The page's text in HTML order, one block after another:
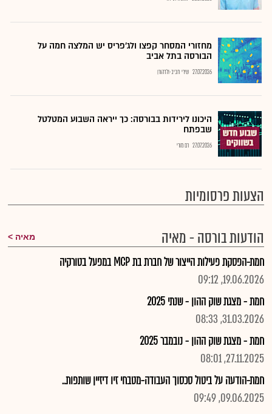
מחזורי המסחר קפצו ולג'פריס יש המלצה חמה על
הבורסה בתל אביב
27.07.2026 שירי חביב-ולדהורן
היכונו לירידות בבורסה: כך ייראה השבוע המטלטל
שבפתח
27.07.2026 רם מורי
הצעות פרסומיות
הודעות בורסה - מאיה
מאיה
חמת-הפסקת פעילות הייצור של חברת בת MCP במפעל בטורקיה
19.06.2026, 09:12
חמת - מצגת שוק ההון - שנתי 2025
31.03.2026, 08:33
חמת - מצגת שוק ההון - נובמבר 2025
27.11.2025, 08:01
חמת-הודעה על ביטול סכסוך העבודה-מטבחי זיו דיזיין שותפות..
09.06.2025, 09:49